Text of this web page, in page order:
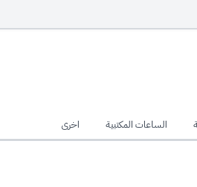
الساعات المكتبية اخرى